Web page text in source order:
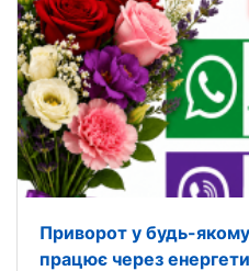
Приворот у будь-якому
працює через